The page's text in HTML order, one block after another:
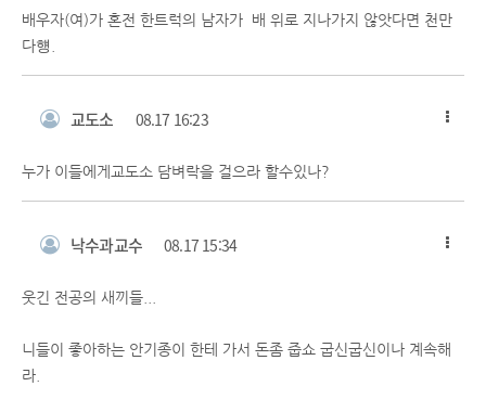
배우자(여)가 혼전 한트럭의 남자가 배 위로 지나가지 않앗다면 천만
다헁.
교도소 08.17 16:23
누가 이들에게교도소 담벼락을 걸으라 할수있나?
낙수과교수 08.17 15:34
웃긴 전공의 새끼들...
니들이 좋아하는 안기종이 한테 가서 돈좀 줍쇼 굽신굽신이나 계속해
라.